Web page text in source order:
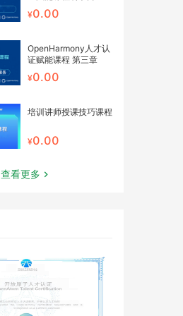
0.00
OpenHarmony人才认
证赋能课程 第三章
0.00
培训讲师授课技巧课程
0.00
查看更多